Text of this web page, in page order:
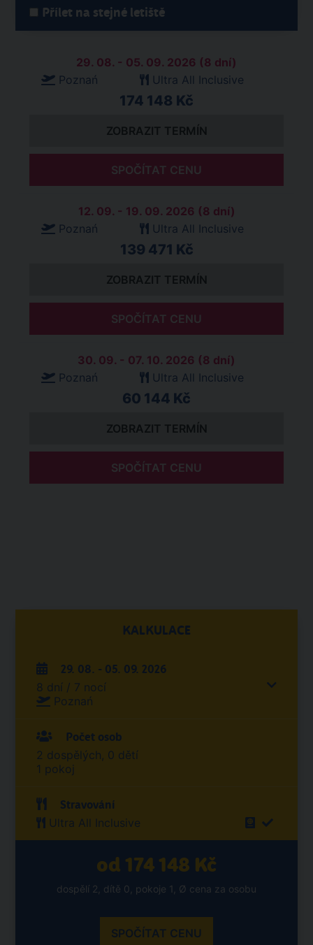
Přílet na stejné letiště
29. 08. - 05. 09. 2026 (8 dní)
Poznań
Ultra All Inclusive
174 148 Kč
ZOBRAZIT TERMÍN
SPOČÍTAT CENU
12. 09. - 19. 09. 2026 (8 dní)
Poznań
Ultra All Inclusive
139 471 Kč
ZOBRAZIT TERMÍN
SPOČÍTAT CENU
30. 09. - 07. 10. 2026 (8 dní)
Poznań
Ultra All Inclusive
60 144 Kč
ZOBRAZIT TERMÍN
SPOČÍTAT CENU
KALKULACE
29. 08. - 05. 09. 2026
8 dní / 7 nocí
Poznań
Počet osob
2 dospělých, 0 dětí
1 pokoj
Stravování
Ultra All Inclusive
od 174 148 Kč
dospělí 2, dítě 0, pokoje 1, Ø cena za osobu
SPOČÍTAT CENU